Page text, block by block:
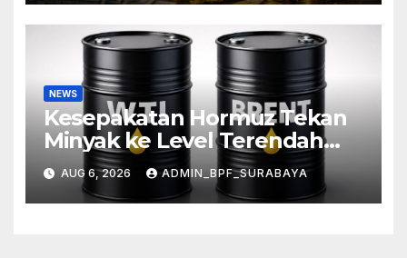
NEWS
Kesepakatan Hormuz Tekan
Minyak ke Level Terendah
Sebulan
AUG 6, 2026 ADMIN_BPF_SURABAYA